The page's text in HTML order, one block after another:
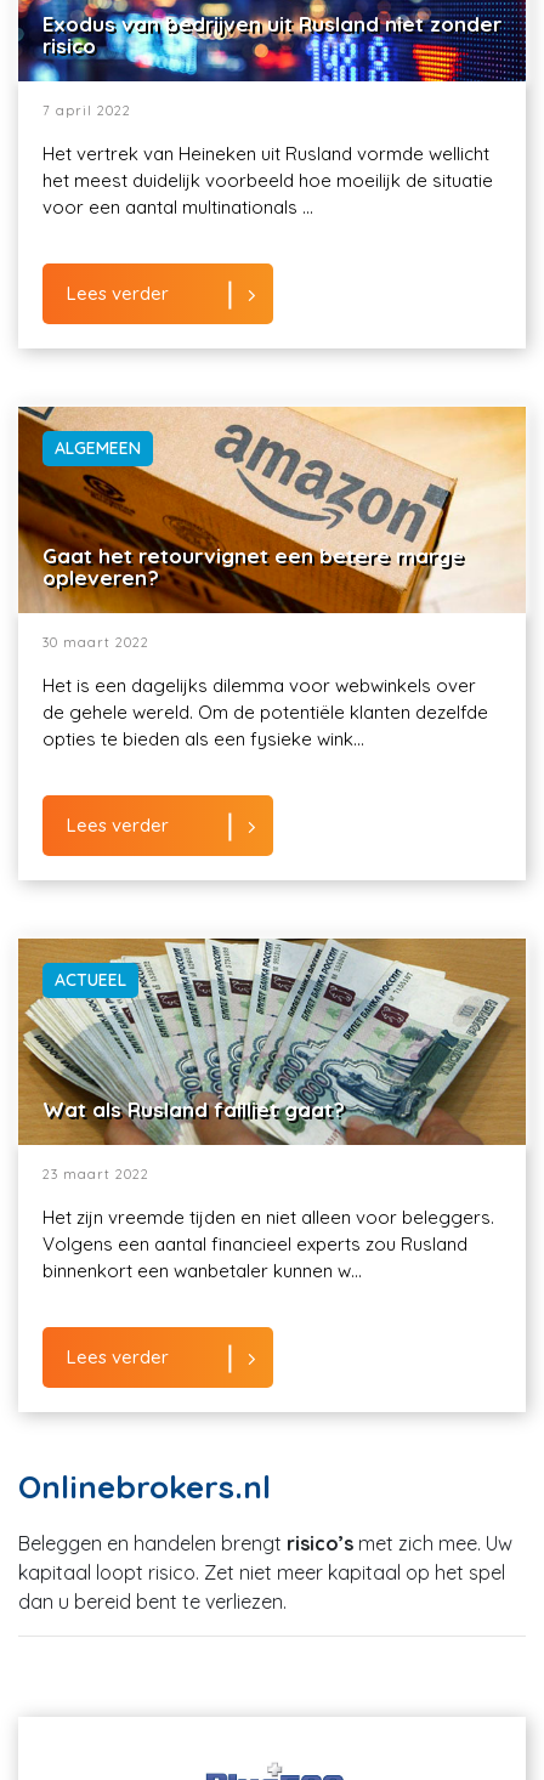
Exodus van bedrijven uit Rusland niet zonder
risico
7 april 2022
Het vertrek van Heineken uit Rusland vormde wellicht
het meest duidelijk voorbeeld hoe moeilijk de situatie
voor een aantal multinationals ...
Lees verder
ALGEMEEN
Gaat het retourvignet een betere marge
opleveren?
30 maart 2022
Het is een dagelijks dilemma voor webwinkels over
de gehele wereld. Om de potentiële klanten dezelfde
opties te bieden als een fysieke wink...
Lees verder
ACTUEEL
Wat als Rusland failliet gaat?
23 maart 2022
Het zijn vreemde tijden en niet alleen voor beleggers.
Volgens een aantal financieel experts zou Rusland
binnenkort een wanbetaler kunnen w...
Lees verder
Onlinebrokers.nl
Beleggen en handelen brengt risico’s met zich mee. Uw
kapitaal loopt risico. Zet niet meer kapitaal op het spel
dan u bereid bent te verliezen.